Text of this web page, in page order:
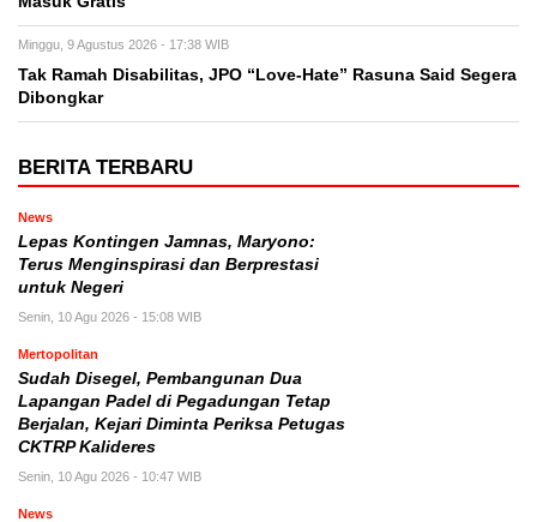
Minggu, 9 Agustus 2026 - 17:38 WIB
Tak Ramah Disabilitas, JPO “Love-Hate” Rasuna Said Segera
Dibongkar
BERITA TERBARU
News
Lepas Kontingen Jamnas, Maryono:
Terus Menginspirasi dan Berprestasi
untuk Negeri
Senin, 10 Agu 2026 - 15:08 WIB
Mertopolitan
Sudah Disegel, Pembangunan Dua
Lapangan Padel di Pegadungan Tetap
Berjalan, Kejari Diminta Periksa Petugas
CKTRP Kalideres
Senin, 10 Agu 2026 - 10:47 WIB
News